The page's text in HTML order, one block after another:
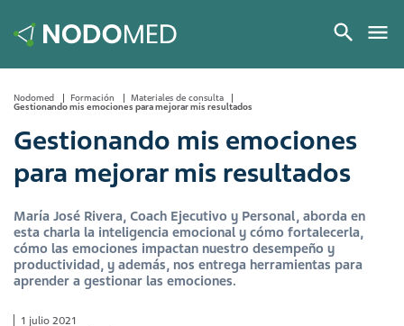
Nodomed Formación Materiales de consulta
Gestionando mis emociones para mejorar mis resultados
Gestionando mis emociones
para mejorar mis resultados
María José Rivera, Coach Ejecutivo y Personal, aborda en
esta charla la inteligencia emocional y cómo fortalecerla,
cómo las emociones impactan nuestro desempeño y
productividad, y además, nos entrega herramientas para
aprender a gestionar las emociones.
1 julio 2021